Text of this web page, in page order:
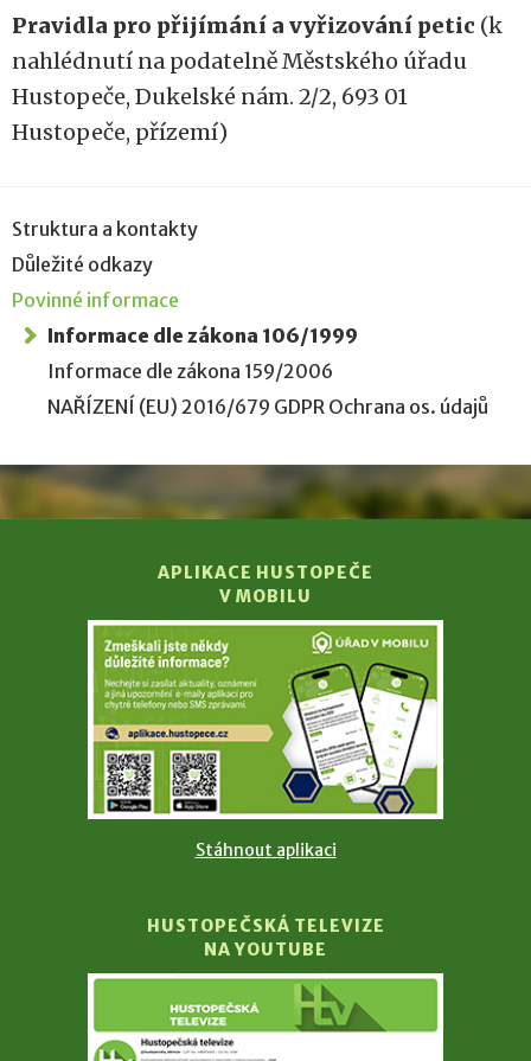
Pravidla pro přijímání a vyřizování petic (k
nahlédnutí na podatelně Městského úřadu
Hustopeče, Dukelské nám. 2/2, 693 01
Hustopeče, přízemí)
Struktura a kontakty
Důležité odkazy
Povinné informace
Informace dle zákona 106/1999
Informace dle zákona 159/2006
NAŘÍZENÍ (EU) 2016/679 GDPR Ochrana os. údajů
APLIKACE HUSTOPEČE
V MOBILU
Stáhnout aplikaci
HUSTOPEČSKÁ TELEVIZE
NA YOUTUBE